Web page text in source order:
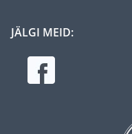
JÄLGI MEID: